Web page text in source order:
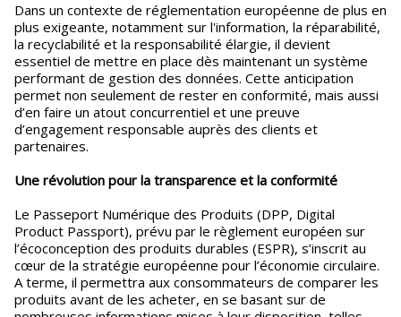
Dans un contexte de réglementation européenne de plus en
plus exigeante, notamment sur l'information, la réparabilité,
la recyclabilité et la responsabilité élargie, il devient
essentiel de mettre en place dès maintenant un système
performant de gestion des données. Cette anticipation
permet non seulement de rester en conformité, mais aussi
d’en faire un atout concurrentiel et une preuve
d’engagement responsable auprès des clients et
partenaires.
Une révolution pour la transparence et la conformité
Le Passeport Numérique des Produits (DPP, Digital
Product Passport), prévu par le règlement européen sur
l’écoconception des produits durables (ESPR), s’inscrit au
cœur de la stratégie européenne pour l’économie circulaire.
A terme, il permettra aux consommateurs de comparer les
produits avant de les acheter, en se basant sur de